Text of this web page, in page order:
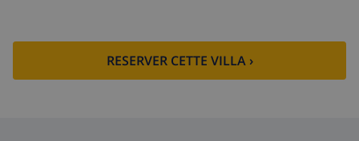
RESERVER CETTE VILLA ›